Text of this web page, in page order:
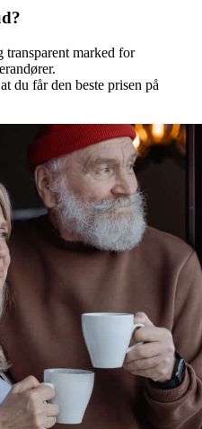
transparent marked for
du får den beste prisen på